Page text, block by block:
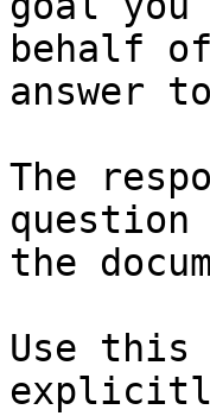
behalf
answer
The
question
the
Use this